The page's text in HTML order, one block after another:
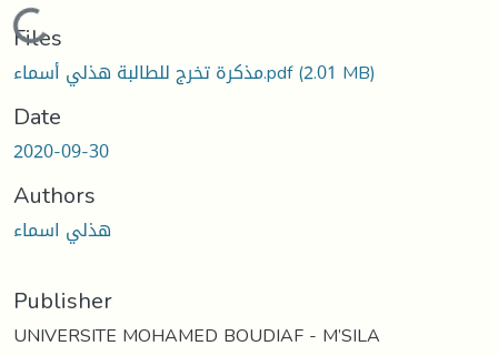
Loading...
Files
مذكرة تخرج للطالبة هذلي أسماء.pdf(2.01 MB)
Date
2020-09-30
Authors
هذلي اسماء
Publisher
UNIVERSITE MOHAMED BOUDIAF - M’SILA